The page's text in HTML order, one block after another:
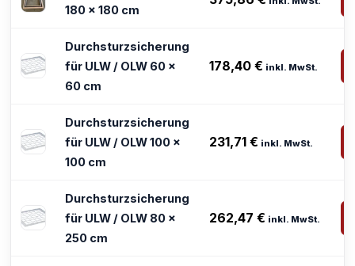
180 x 180 cm
Durchsturzsicherung
für ULW / OLW 60 x
60 cm
178,40€ inkl. MwSt.
Durchsturzsicherung
für ULW / OLW 100 x
100 cm
231,71€ inkl. MwSt.
Durchsturzsicherung
für ULW / OLW 80 x
250 cm
262,47€ inkl. MwSt.